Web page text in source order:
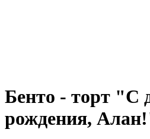
Бенто - торт "С
рождения,